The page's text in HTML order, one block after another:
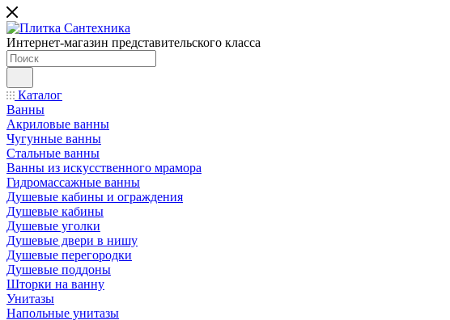
Интернет-магазин представительского класса
Каталог
Ванны
Акриловые ванны
Чугунные ванны
Стальные ванны
Ванны из искусственного мрамора
Гидромассажные ванны
Душевые кабины и ограждения
Душевые кабины
Душевые уголки
Душевые двери в нишу
Душевые перегородки
Душевые поддоны
Шторки на ванну
Унитазы
Напольные унитазы